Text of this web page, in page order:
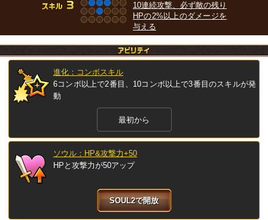
10連続攻撃、必ず敵の残り
HPの2%以上のダメージを
与える
進化：コンボスキル
6コンボ以上で2番目、10コンボ以上で3番目のスキルが発
動
最初から
ソウル：HP&攻撃力+50
HPと攻撃力が50アップ
SOUL2で開放